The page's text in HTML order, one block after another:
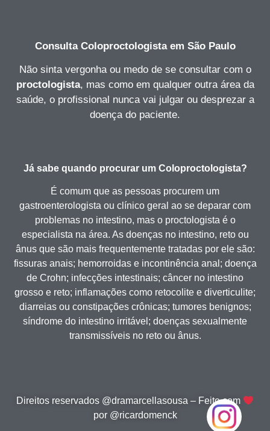
Consulta Coloproctologistaem São Paulo
Não sinta vergonha ou medo de se consultar com o
proctologista, mas como em qualquer outra área da
saúde, o profissional nunca vai julgar ou desprezar a
doença do paciente.
Já sabe quando procurar um Coloproctologista?
É comum que as pessoas procurem um
gastroenterologista ou clínico geral ao se deparar com
problemas no intestino, mas o proctologista é o
especialista na área. As doenças no intestino, reto ou
ânus que são mais frequentemente tratadas por ele são:
fissuras anais; hemorroidas e incontinência anal; doença
de Crohn; infecções intestinais; câncer no intestino
grosso e reto; inflamações como retocolite e diverticulite;
diarreias ou constipações crônicas; tumores benignos;
síndrome do intestino irritável; doenças sexualmente
transmissíveis no reto ou ânus.
Direitos reservados @dramarcellasousa – Feito com
por @ricardomenck